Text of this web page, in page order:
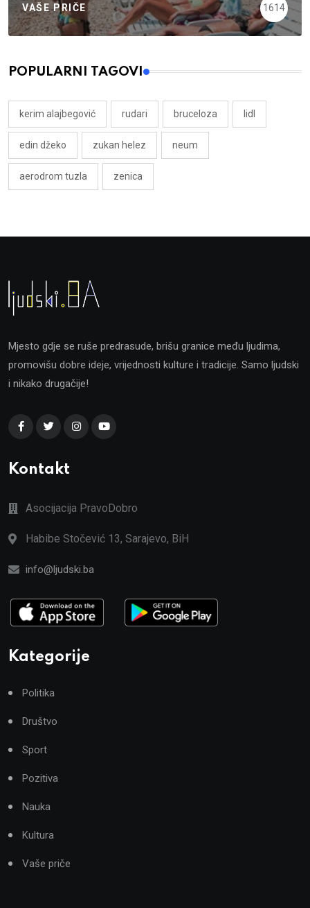
VAŠE PRIČE 1614
POPULARNI TAGOVI
kerim alajbegović rudari bruceloza lidl
edin džeko zukan helez neum
aerodrom tuzla zenica
Mjesto gdje se ruše predrasude, brišu granice među ljudima,
promovišu dobre ideje, vrijednosti kulture i tradicije. Samo ljudski
i nikako drugačije!
Kontakt
Asocijacija PravoDobro
Habibe Stočević 13, Sarajevo, BiH
info@ljudski.ba
Kategorije
Politika
Društvo
Sport
Pozitiva
Nauka
Kultura
Vaše priče